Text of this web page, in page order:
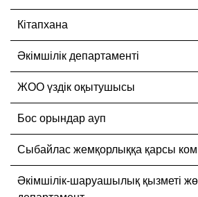
Кітапхана
Әкімшілік департаменті
ЖОО үздік оқытушысы
Бос орындар ауп
Cыбайлас жемқорлыққа қарсы
Әкімшілік-шаруашылық қызметі